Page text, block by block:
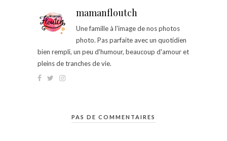
mamanfloutch
Une famille à l'image de nos photos
photo. Pas parfaite avec un quotidien
bien rempli, un peu d'humour, beaucoup d'amour et
pleins de tranches de vie.
PAS DE COMMENTAIRES